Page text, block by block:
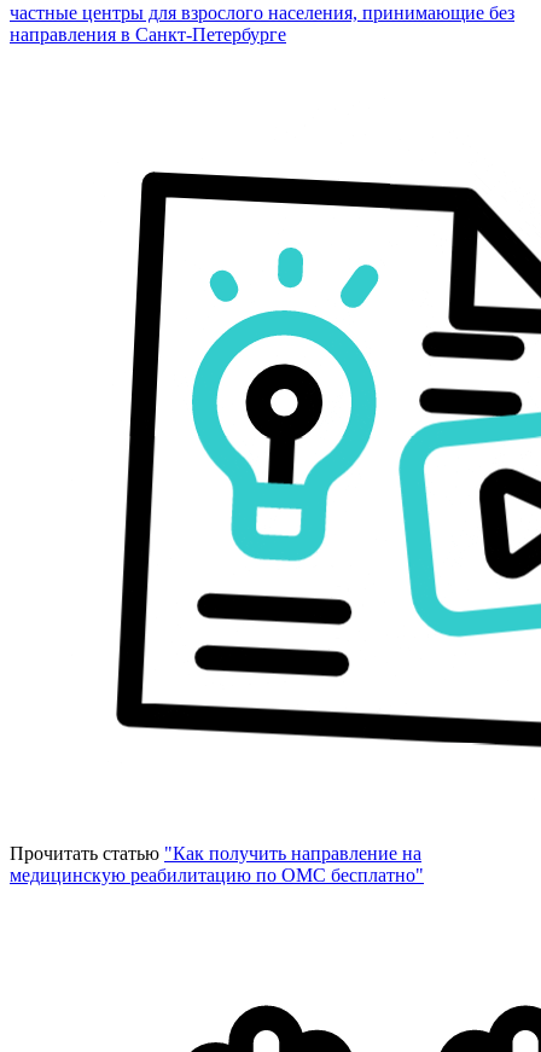
частные центры для взрослого населения, принимающие без
направления в Санкт-Петербурге
Прочитать статью "Как получить направление на
медицинскую реабилитацию по ОМС бесплатно"